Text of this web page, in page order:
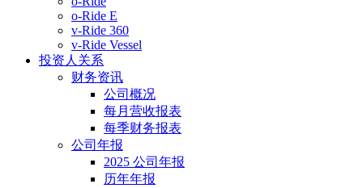
o-Ride E
v-Ride 360
v-Ride Vessel
投资人关系
财务资讯
公司概况
每月营收报表
每季财务报表
公司年报
2025 公司年报
历年年报